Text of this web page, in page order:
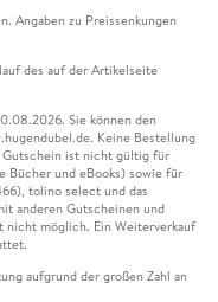
Angaben zu Preissenkungen
des auf der Artikelseite
Sie können den
Keine Bestellung
ist nicht gültig für
Bücher und eBooks) sowie für
tolino select und das
anderen Gutscheinen und
nicht möglich. Ein Weiterverkauf
aufgrund der großen Zahl an